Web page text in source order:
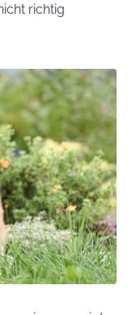
richtig